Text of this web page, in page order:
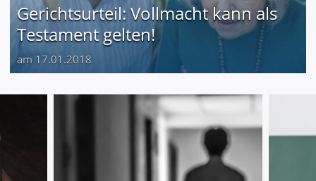
Gerichtsurteil: Vollmacht kann als
Testament gelten!
am 17.01.2018